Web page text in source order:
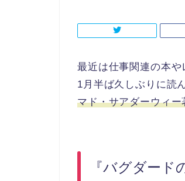
最近は仕事関連の本
1月半ば久しぶりに読
マド・サアダーウィ
『バグダード